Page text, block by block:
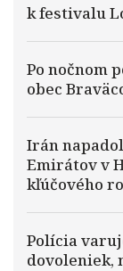
k festivalu
Po nočnom
obec
Irán
Emirátov v
kľúčového
Polícia
dovoleniek,